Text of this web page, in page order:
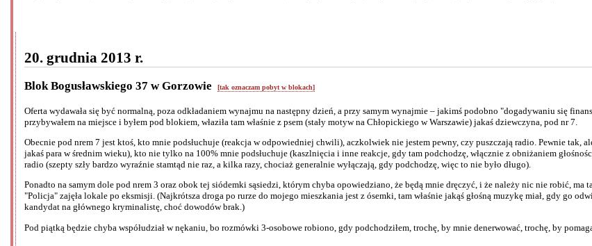
20. grudnia 2013 r.
Blok Bogusławskiego 37 w Gorzowie [tak oznaczam pobyt w blokach]
Oferta wydawała się być normalną, poza odkładaniem wynajmu na następny dzień, a przy samym wynajmie – jakimś podobno "dogadywaniu się
przybywałem na miejsce i byłem pod blokiem, właziła tam właśnie z psem (stały motyw na Chłopickiego w Warszawie) jakaś dziewczyna, pod nr 7.
Obecnie pod nrem 7 jest ktoś, kto mnie podsłuchuje (reakcja w odpowiedniej chwili), aczkolwiek nie jestem pewny, czy puszczają radio. Pewnie tak,
jakaś para w średnim wieku), kto nie tylko na 100% mnie podsłuchuje (kaszlnięcia i inne reakcje, gdy tam podchodzę, włącznie z obniżaniem
radio (szepty szły bardzo wyraźnie stamtąd nie raz, a kilka razy, chociaż generalnie wyłączają, gdy podchodzę, więc to nie było długo).
Ponadto na samym dole pod nrem 3 oraz obok tej siódemki sąsiedzi, którym chyba opowiedziano, że będą mnie dręczyć, i że należy nic nie robić,
"Policja" zajęła lokale po eksmisji. (Najkrótsza droga po rurze do mojego mieszkania jest z ósemki, tam właśnie jakąś głośną muzykę miał, gdy go
kandydat na głównego kryminalistę, choć dowodów brak.)
Pod piątką będzie chyba współudział w nękaniu, bo rozmówki 3-osobowe robiono, gdy podchodziłem, trochę, by mnie denerwować, trochę, by